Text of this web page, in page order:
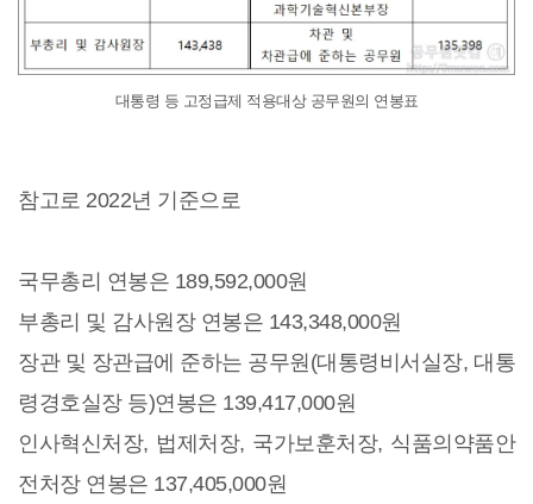
대통령 등 고정급제 적용대상 공무원의 연봉표
참고로 2022년 기준으로
국무총리 연봉은 189,592,000원
부총리 및 감사원장 연봉은 143,348,000원
장관 및 장관급에 준하는 공무원(대통령비서실장, 대통
령경호실장 등)연봉은 139,417,000원
인사혁신처장, 법제처장, 국가보훈처장, 식품의약품안
전처장 연봉은 137,405,000원